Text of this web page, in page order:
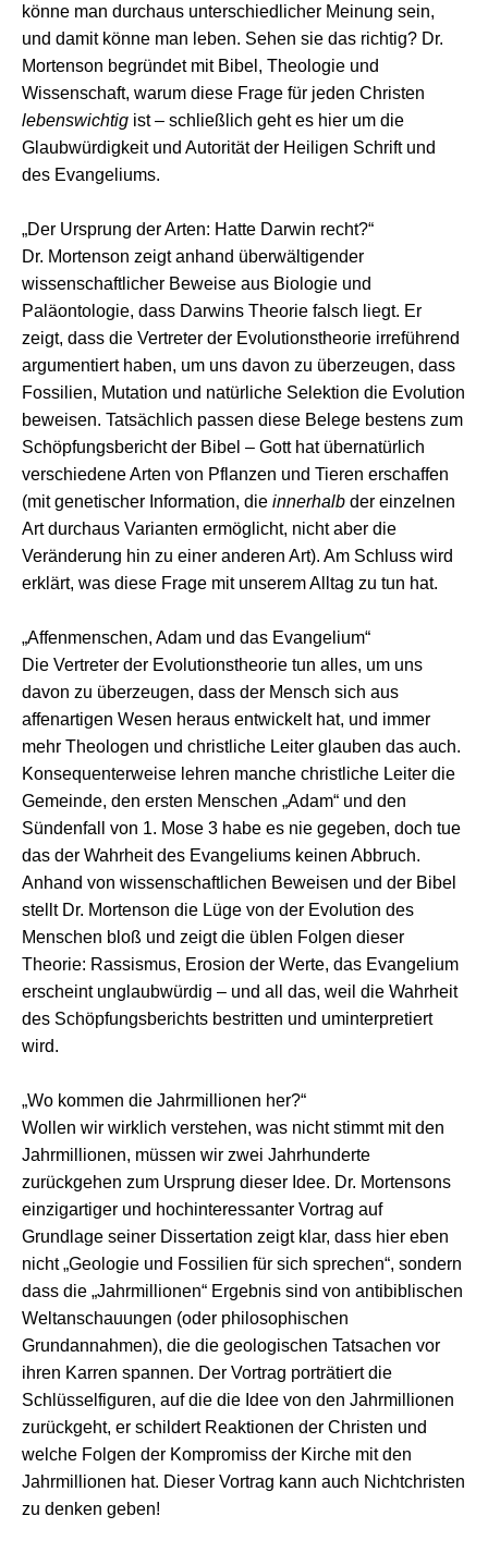
könne man durchaus unterschiedlicher Meinung sein,
und damit könne man leben. Sehen sie das richtig? Dr.
Mortenson begründet mit Bibel, Theologie und
Wissenschaft, warum diese Frage für jeden Christen
lebenswichtig ist – schließlich geht es hier um die
Glaubwürdigkeit und Autorität der Heiligen Schrift und
des Evangeliums.
„Der Ursprung der Arten: Hatte Darwin recht?“
Dr. Mortenson zeigt anhand überwältigender
wissenschaftlicher Beweise aus Biologie und
Paläontologie, dass Darwins Theorie falsch liegt. Er
zeigt, dass die Vertreter der Evolutionstheorie irreführend
argumentiert haben, um uns davon zu überzeugen, dass
Fossilien, Mutation und natürliche Selektion die Evolution
beweisen. Tatsächlich passen diese Belege bestens zum
Schöpfungsbericht der Bibel – Gott hat übernatürlich
verschiedene Arten von Pflanzen und Tieren erschaffen
(mit genetischer Information, die innerhalb der einzelnen
Art durchaus Varianten ermöglicht, nicht aber die
Veränderung hin zu einer anderen Art). Am Schluss wird
erklärt, was diese Frage mit unserem Alltag zu tun hat.
„Affenmenschen, Adam und das Evangelium“
Die Vertreter der Evolutionstheorie tun alles, um uns
davon zu überzeugen, dass der Mensch sich aus
affenartigen Wesen heraus entwickelt hat, und immer
mehr Theologen und christliche Leiter glauben das auch.
Konsequenterweise lehren manche christliche Leiter die
Gemeinde, den ersten Menschen „Adam“ und den
Sündenfall von 1. Mose 3 habe es nie gegeben, doch tue
das der Wahrheit des Evangeliums keinen Abbruch.
Anhand von wissenschaftlichen Beweisen und der Bibel
stellt Dr. Mortenson die Lüge von der Evolution des
Menschen bloß und zeigt die üblen Folgen dieser
Theorie: Rassismus, Erosion der Werte, das Evangelium
erscheint unglaubwürdig – und all das, weil die Wahrheit
des Schöpfungsberichts bestritten und uminterpretiert
wird.
„Wo kommen die Jahrmillionen her?“
Wollen wir wirklich verstehen, was nicht stimmt mit den
Jahrmillionen, müssen wir zwei Jahrhunderte
zurückgehen zum Ursprung dieser Idee. Dr. Mortensons
einzigartiger und hochinteressanter Vortrag auf
Grundlage seiner Dissertation zeigt klar, dass hier eben
nicht „Geologie und Fossilien für sich sprechen“, sondern
dass die „Jahrmillionen“ Ergebnis sind von antibiblischen
Weltanschauungen (oder philosophischen
Grundannahmen), die die geologischen Tatsachen vor
ihren Karren spannen. Der Vortrag porträtiert die
Schlüsselfiguren, auf die die Idee von den Jahrmillionen
zurückgeht, er schildert Reaktionen der Christen und
welche Folgen der Kompromiss der Kirche mit den
Jahrmillionen hat. Dieser Vortrag kann auch Nichtchristen
zu denken geben!